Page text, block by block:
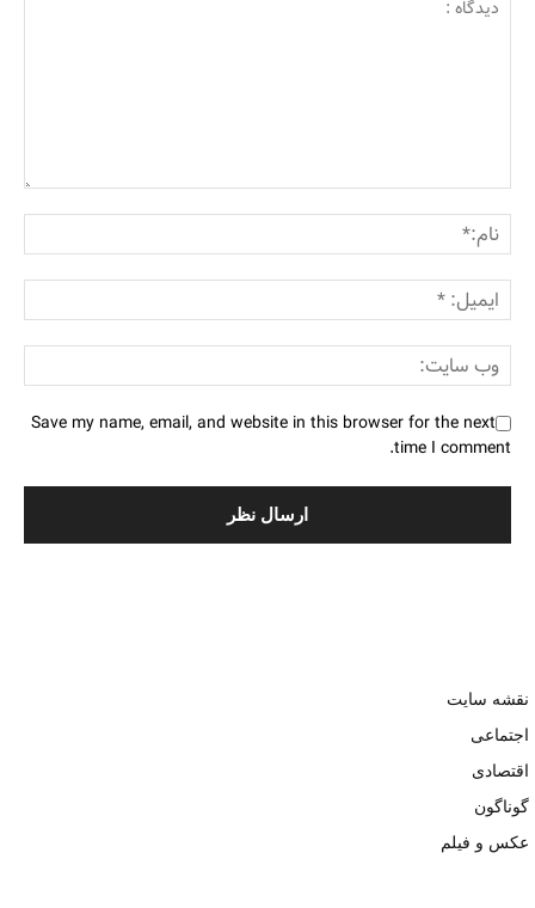
Save my name, email, and website in this browser for the next
time I comment.
نقشه سایت
اجتماعی
اقتصادی
گوناگون
عکس و فیلم